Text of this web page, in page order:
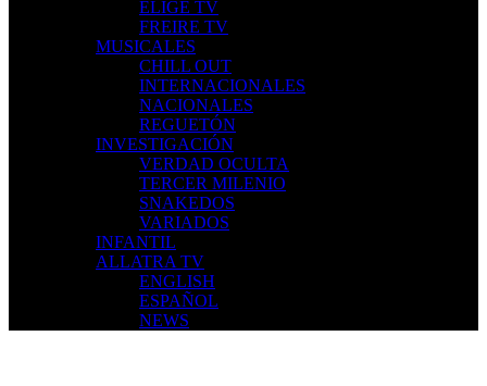
ELIGE TV
FREIRE TV
MUSICALES
CHILL OUT
INTERNACIONALES
NACIONALES
REGUETÓN
INVESTIGACIÓN
VERDAD OCULTA
TERCER MILENIO
SNAKEDOS
VARIADOS
INFANTIL
ALLATRA TV
ENGLISH
ESPAÑOL
NEWS